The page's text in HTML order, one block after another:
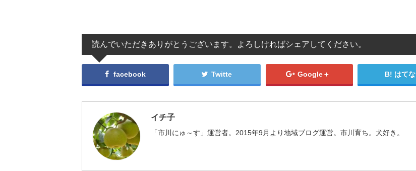
読んでいただきありがとうございます。よろしければシェアしてください。
facebook Twitte Google＋ はてな
イチ子
「市川にゅ～す」運営者。2015年9月より地域ブログ運営。市川育ち。犬好き。